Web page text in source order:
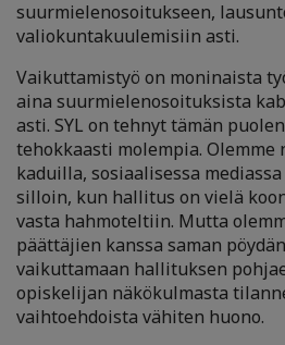
suurmielenosoitukseen,
valiokuntakuulemisiin asti.
Vaikuttamistyö on moninaista
aina suurmielenosoituksista
asti. SYL on tehnyt tämän
tehokkaasti molempia.
kaduilla, sosiaalisessa
silloin, kun hallitus on vielä
vasta hahmoteltiin. Mutta
päättäjien kanssa saman
vaikuttamaan hallituksen
opiskelijan näkökulmasta
vaihtoehdoista vähiten huono.